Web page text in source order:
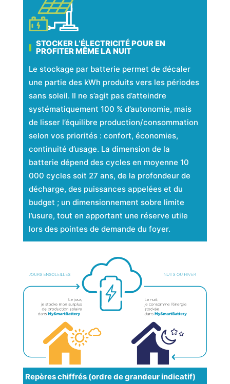
STOCKER L’ÉLECTRICITÉ POUR EN
PROFITER MÊME LA NUIT
Le stockage par batterie permet de décaler
une partie des kWh produits vers les périodes
sans soleil. Il ne s’agit pas d’atteindre
systématiquement 100 % d’autonomie, mais
de lisser l’équilibre production/consommation
selon vos priorités : confort, économies,
continuité d’usage. La dimension de la
batterie dépend des cycles en moyenne 10
000 cycles soit 27 ans, de la profondeur de
décharge, des puissances appelées et du
budget ; un dimensionnement sobre limite
l’usure, tout en apportant une réserve utile
lors des pointes de demande du foyer.
Repères chiffrés (ordre de grandeur indicatif)